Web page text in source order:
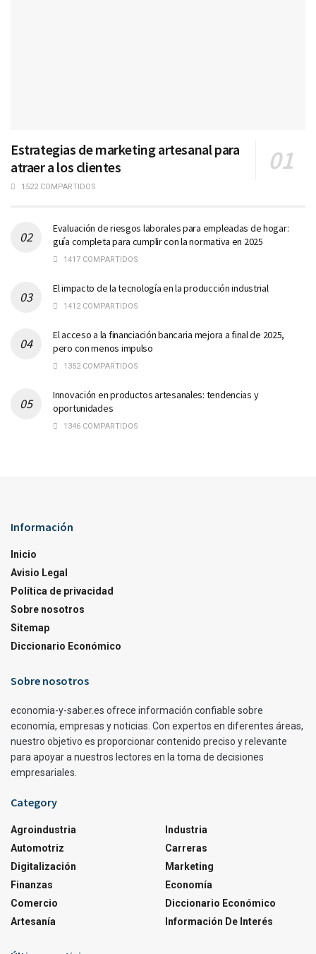
Estrategias de marketing artesanal para
atraer a los clientes
1522 COMPARTIDOS
Evaluación de riesgos laborales para empleadas de hogar:
guía completa para cumplir con la normativa en 2025
1417 COMPARTIDOS
El impacto de la tecnología en la producción industrial
1412 COMPARTIDOS
El acceso a la financiación bancaria mejora a final de 2025,
pero con menos impulso
1352 COMPARTIDOS
Innovación en productos artesanales: tendencias y
oportunidades
1346 COMPARTIDOS
Información
Inicio
Avisio Legal
Política de privacidad
Sobre nosotros
Sitemap
Diccionario Económico
Sobre nosotros
economia-y-saber.es ofrece información confiable sobre
economía, empresas y noticias. Con expertos en diferentes áreas,
nuestro objetivo es proporcionar contenido preciso y relevante
para apoyar a nuestros lectores en la toma de decisiones
empresariales.
Category
Agroindustria
Automotriz
Digitalización
Finanzas
Comercio
Artesanía
Industria
Carreras
Marketing
Economía
Diccionario Económico
Información De Interés